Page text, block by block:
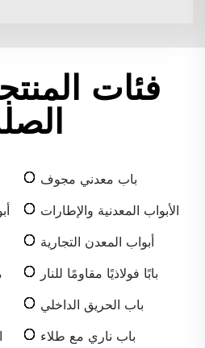
فئات
باب معدني مجوف
الأبواب المعدنية والإطارات
أبواب المعدن التجارية
بابًا فولاذيًا مقاومًا للنار
باب الحريق الداخلي
باب ناري مع طلاء